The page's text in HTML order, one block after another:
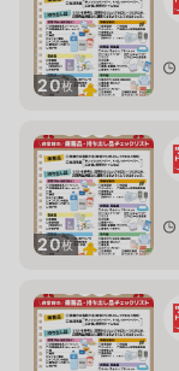
20枚
20枚